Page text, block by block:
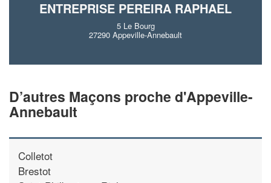
ENTREPRISE PEREIRA RAPHAEL
5 Le Bourg
27290 Appeville-Annebault
D’autres Maçons proche d'Appeville-
Annebault
Colletot
Brestot